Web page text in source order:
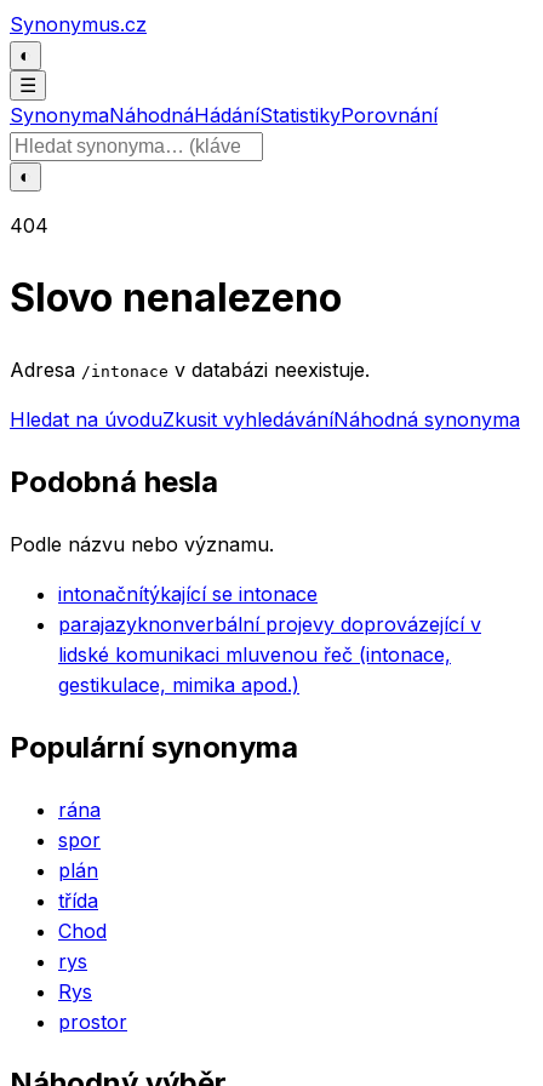
Přeskočit na obsah
Synonymus.cz
◐
☰
SynonymaNáhodnáHádáníStatistikyPorovnání
Hledat slovo
◐
404
Slovo nenalezeno
Adresa /intonace v databázi neexistuje.
Hledat na úvoduZkusit vyhledáváníNáhodná synonyma
Podobná hesla
Podle názvu nebo významu.
intonačnítýkající se intonace
parajazyknonverbální projevy doprovázející v
lidské komunikaci mluvenou řeč (intonace,
gestikulace, mimika apod.)
Populární synonyma
rána
spor
plán
třída
Chod
rys
Rys
prostor